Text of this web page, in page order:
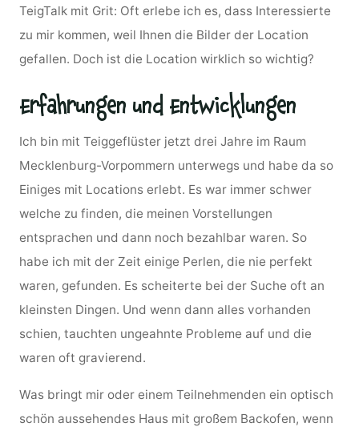
TeigTalk mit Grit: Oft erlebe ich es, dass Interessierte
zu mir kommen, weil Ihnen die Bilder der Location
gefallen. Doch ist die Location wirklich so wichtig?
Erfahrungen und Entwicklungen
Ich bin mit Teiggeflüster jetzt drei Jahre im Raum
Mecklenburg-Vorpommern unterwegs und habe da so
Einiges mit Locations erlebt. Es war immer schwer
welche zu finden, die meinen Vorstellungen
entsprachen und dann noch bezahlbar waren. So
habe ich mit der Zeit einige Perlen, die nie perfekt
waren, gefunden. Es scheiterte bei der Suche oft an
kleinsten Dingen. Und wenn dann alles vorhanden
schien, tauchten ungeahnte Probleme auf und die
waren oft gravierend.
Was bringt mir oder einem Teilnehmenden ein optisch
schön aussehendes Haus mit großem Backofen, wenn